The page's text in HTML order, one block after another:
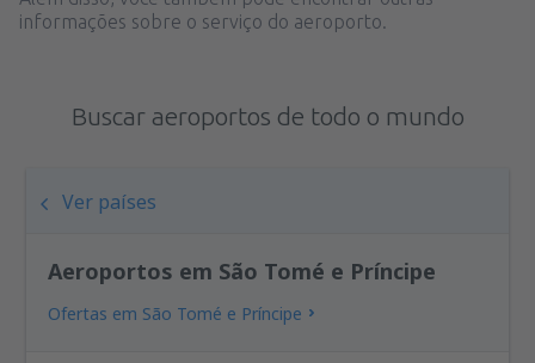
informações sobre o serviço do aeroporto.
Buscar aeroportos de todo o mundo
Ver países
Aeroportos em São Tomé e Príncipe
Ofertas em São Tomé e Príncipe